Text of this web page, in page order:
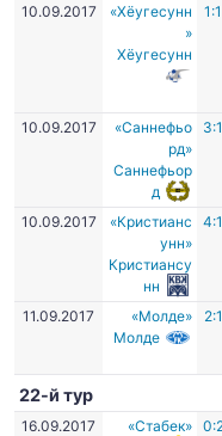
10.09.2017
«Хёугесунн
»
Хёугесунн
1:1
10.09.2017
«Саннефьо
рд»
Саннефьор
д
3:1
10.09.2017
«Кристианс
унн»
Кристиансу
нн
4:1
11.09.2017
«Молде»
Молде
2:1
22-й тур
16.09.2017
«Стабек»